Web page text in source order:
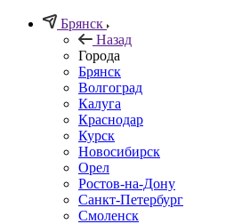
Брянск
Назад
Города
Брянск
Волгоград
Калуга
Краснодар
Курск
Новосибирск
Орел
Ростов-на-Дону
Санкт-Петербург
Смоленск